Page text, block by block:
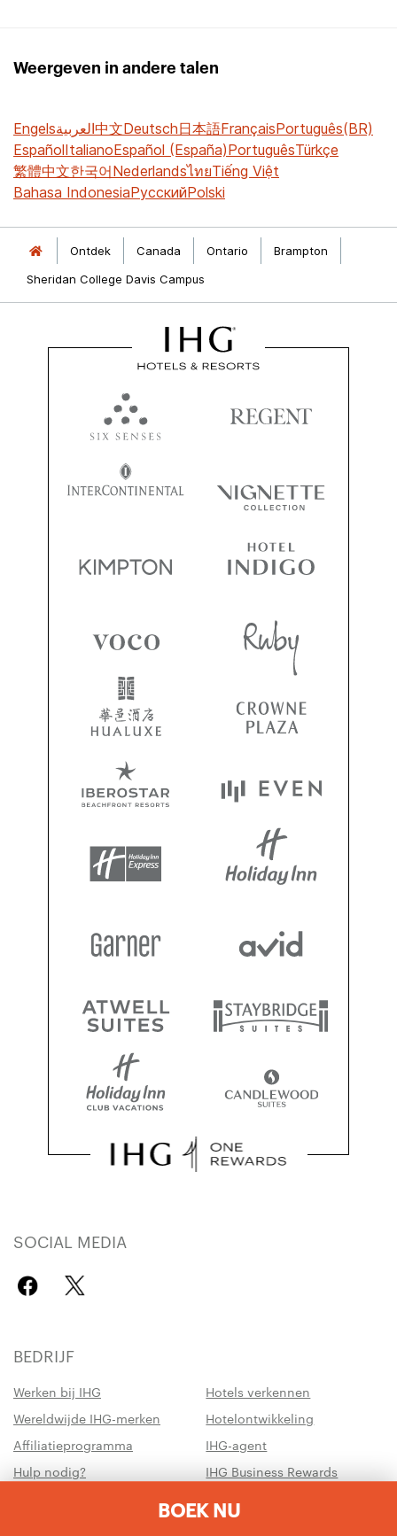
BOEK NU
Weergeven in andere talen
Engelsالعربية中文Deutsch日本語FrançaisPortuguês(BR)
EspañolItalianoEspañol (España)PortuguêsTürkçe
繁體中文한국어NederlandsไทยTiếng Việt
Bahasa IndonesiaРусскийPolski
Ontdek Canada Ontario
Brampton
Sheridan College Davis Campus
SOCIAL MEDIA
BEDRIJF
Werken bij IHG
Hotels verkennen
Wereldwijde IHG-merken
Hotelontwikkeling
Affiliatieprogramma
IHG-agent
Hulp nodig?
IHG Business Rewards